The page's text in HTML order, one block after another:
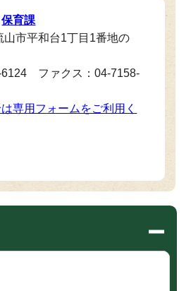
保育課
市平和台1丁目1番地の
6124 ファクス：04-7158-
専用フォームをご利用く